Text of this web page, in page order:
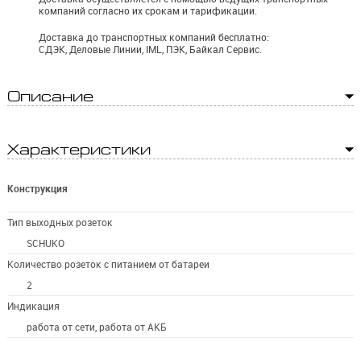
компаний согласно их срокам и тарификации.
Доставка до транспортных компаний бесплатно:
СДЭК, Деловые Линии, IML, ПЭК, Байкал Сервис.
Описание
Характеристики
Конструкция
Тип выходных розеток
SCHUKO
Количество розеток с питанием от батареи
2
Индикация
работа от сети, работа от АКБ